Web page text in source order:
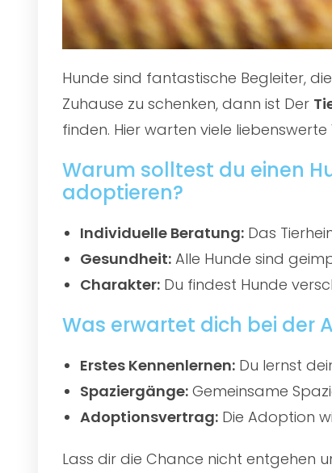
Hunde sind fantastische Begleiter,
Zuhause zu schenken, dann ist Der
finden. Hier warten viele
Warum solltest du einen
adoptieren?
Individuelle Beratung: Das
Gesundheit: Alle Hunde sind
Charakter: Du findest Hunde
Was erwartet dich bei der
Erstes Kennenlernen: Du lernst
Spaziergänge: Gemeinsame
Adoptionsvertrag: Die Adoption
Lass dir die Chance nicht entgehen